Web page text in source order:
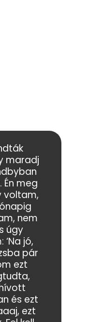
maradj
Én meg
voltam,
nem
úgy
jó,
pár
ezt
és ezt
ezt